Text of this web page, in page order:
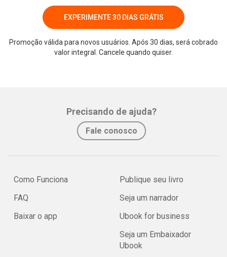
EXPERIMENTE 30 DIAS GRÁTIS
Promoção válida para novos usuários. Após 30 dias, será cobrado
valor integral. Cancele quando quiser.
Precisando de ajuda?
Fale conosco
Como Funciona
FAQ
Baixar o app
Publique seu livro
Seja um narrador
Ubook for business
Seja um Embaixador
Ubook